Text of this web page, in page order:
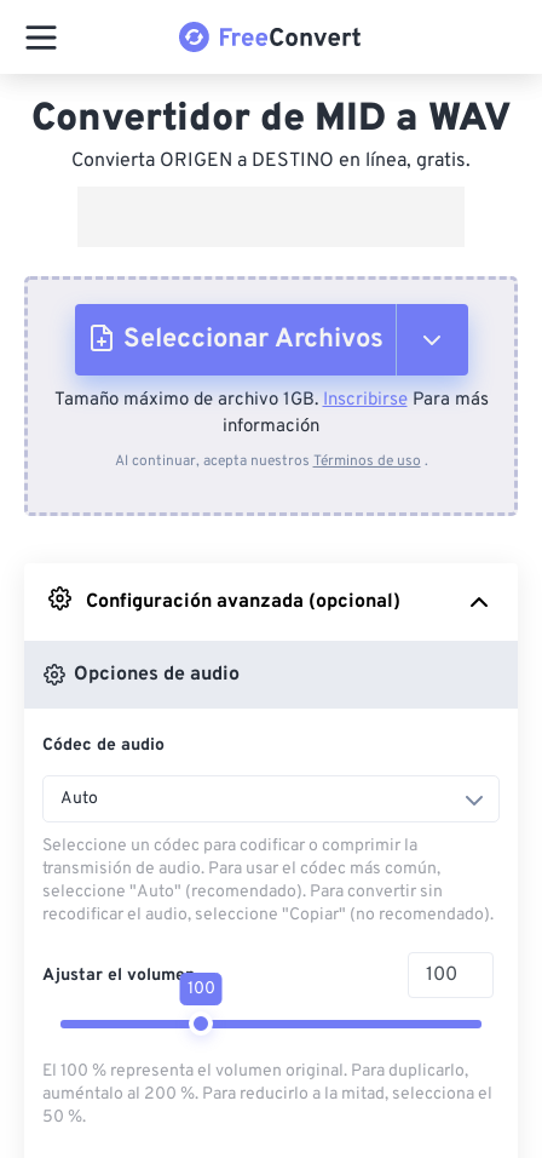
Convertidor de MID a WAV
Convierta ORIGEN a DESTINO en línea, gratis.
Seleccionar Archivos
Desde el dispositivo
Desde Google Drive
Desde OneDrive
Desde URL
Tamaño máximo de archivo 1GB.InscribirsePara más
información
Al continuar, acepta nuestros Términos de uso .
Configuración avanzada (opcional)
Opciones de audio
Códec de audio
Auto
Seleccione un códec para codificar o comprimir la
transmisión de audio. Para usar el códec más común,
seleccione "Auto" (recomendado). Para convertir sin
recodificar el audio, seleccione "Copiar" (no recomendado).
Ajustar el volumen
100
El 100 % representa el volumen original. Para duplicarlo,
auméntalo al 200 %. Para reducirlo a la mitad, selecciona el
50 %.